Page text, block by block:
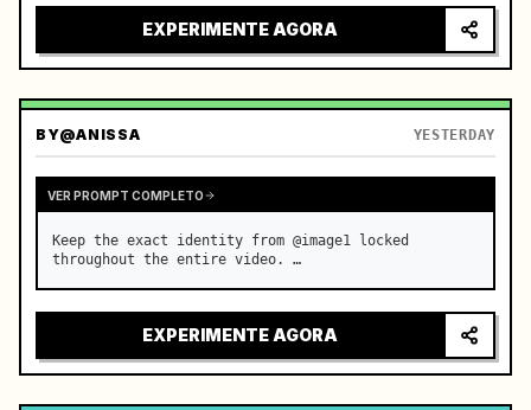
EXPERIMENTE AGORA
BY@ANISSA YESTERDAY
VER PROMPT COMPLETO
Keep the exact identity from @image1 locked
throughout the entire video. …
EXPERIMENTE AGORA